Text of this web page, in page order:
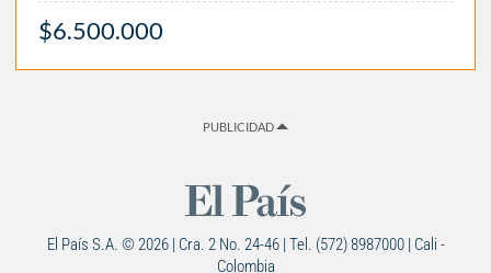
$6.500.000
PUBLICIDAD
El País S.A. © 2026 | Cra. 2 No. 24-46 | Tel. (572) 8987000 | Cali -
Colombia